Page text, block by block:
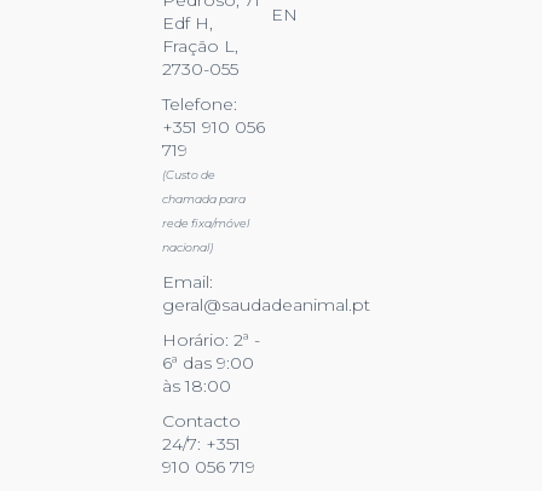
Edf H,
Fração L,
2730-055
Telefone:
+351 910 056
719
(Custo de
chamada para
rede fixa/móvel
nacional)
Email:
geral@saudadeanimal.pt
Horário: 2ª -
6ª das 9:00
às 18:00
Contacto
24/7: +351
910 056 719
EN